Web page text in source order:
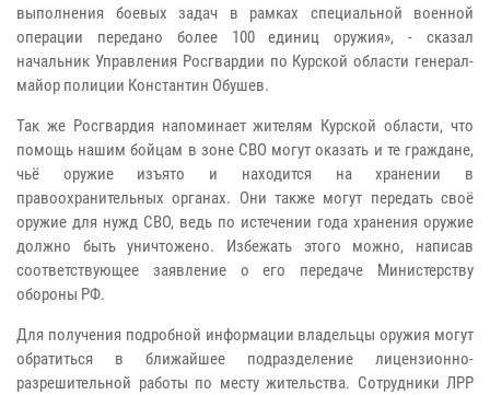
выполнения боевых задач в рамках специальной военной
операции передано более 100 единиц оружия», - сказал
начальник Управления Росгвардии по Курской области генерал-
майор полиции Константин Обушев.
Так же Росгвардия напоминает жителям Курской области, что
помощь нашим бойцам в зоне СВО могут оказать и те граждане,
чьё оружие изъято и находится на хранении в
правоохранительных органах. Они также могут передать своё
оружие для нужд СВО, ведь по истечении года хранения оружие
должно быть уничтожено. Избежать этого можно, написав
соответствующее заявление о его передаче Министерству
обороны РФ.
Для получения подробной информации владельцы оружия могут
обратиться в ближайшее подразделение лицензионно-
разрешительной работы по месту жительства. Сотрудники ЛРР